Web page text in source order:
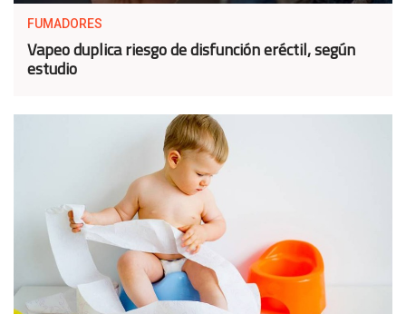
FUMADORES
Vapeo duplica riesgo de disfunción eréctil, según
estudio